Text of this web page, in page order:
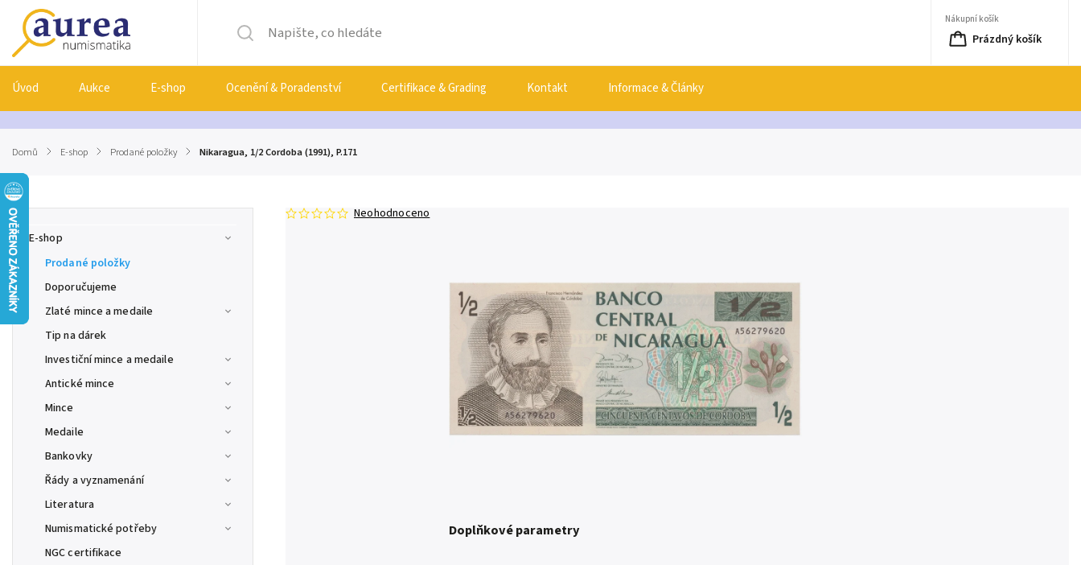
Nákupní košík
Prázdný košík
Úvod Aukce E-shop Ocenění & Poradenství Certifikace & Grading Kontakt Informace & Články
Domů / E-shop / Prodané položky / Nikaragua, 1/2 Cordoba (1991), P.171
E-shop
Prodané položky
Doporučujeme
Zlaté mince a medaile
Tip na dárek
Investiční mince a medaile
Antické mince
Mince
Medaile
Bankovky
Řády a vyznamenání
Literatura
Numismatické potřeby
NGC certifikace
Neohodnoceno
Doplňkové parametry